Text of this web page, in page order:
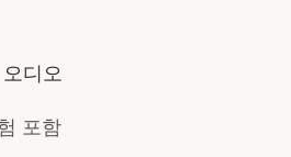
디오
포함